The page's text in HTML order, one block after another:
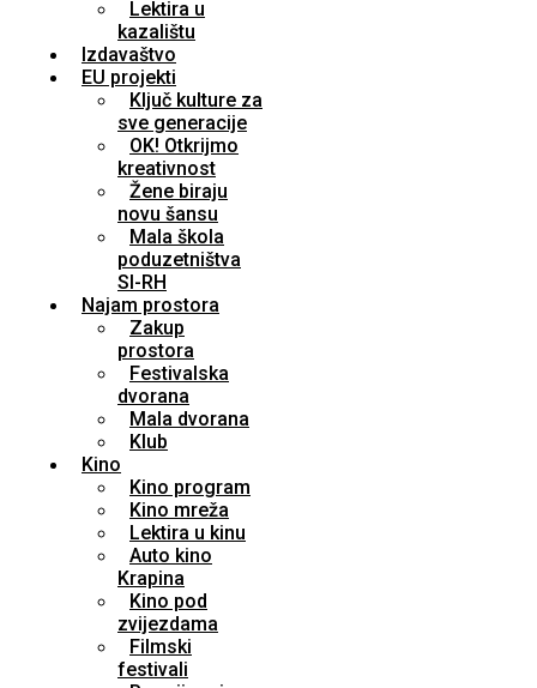
Lektira u
kazalištu
Izdavaštvo
EU projekti
Ključ kulture za
sve generacije
OK! Otkrijmo
kreativnost
Žene biraju
novu šansu
Mala škola
poduzetništva
SI-RH
Najam prostora
Zakup
prostora
Festivalska
dvorana
Mala dvorana
Klub
Kino
Kino program
Kino mreža
Lektira u kinu
Auto kino
Krapina
Kino pod
zvijezdama
Filmski
festivali